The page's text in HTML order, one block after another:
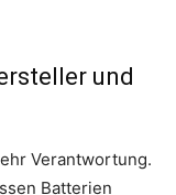
und
Verantwortung.
Batterien